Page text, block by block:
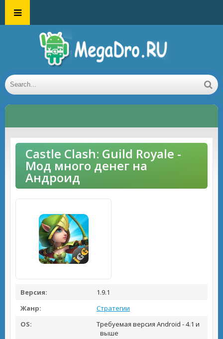
Castle Clash: Guild Royale -
Мод много денег на
Андроид
Версия:
1.9.1
Жанр:
Стратегии
OS:
Требуемая версия Android - 4.1 и
выше